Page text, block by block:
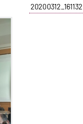
20200312_161132